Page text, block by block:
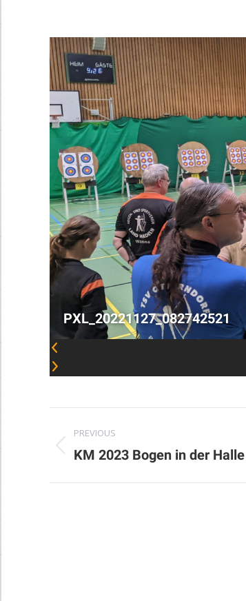
PXL_20221127_082742521
navigation
PREVIOUS
Previous
KM 2023 Bogen in der Halle